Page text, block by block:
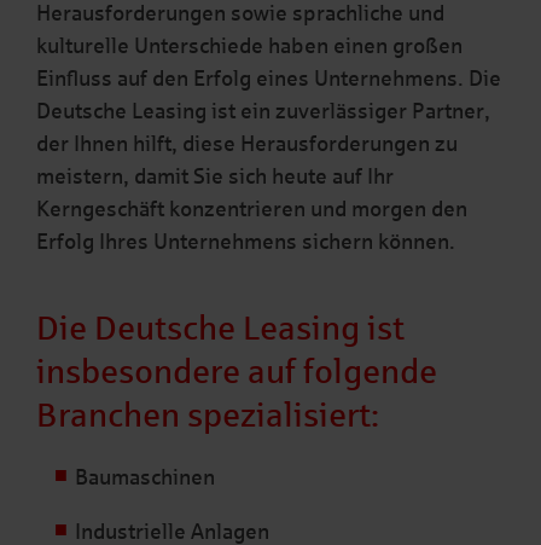
Herausforderungen sowie sprachliche und
kulturelle Unterschiede haben einen großen
Einfluss auf den Erfolg eines Unternehmens. Die
Deutsche Leasing ist ein zuverlässiger Partner,
der Ihnen hilft, diese Herausforderungen zu
meistern, damit Sie sich heute auf Ihr
Kerngeschäft konzentrieren und morgen den
Erfolg Ihres Unternehmens sichern können.
Die Deutsche Leasing ist
insbesondere auf folgende
Branchen spezialisiert:
Baumaschinen
Industrielle Anlagen